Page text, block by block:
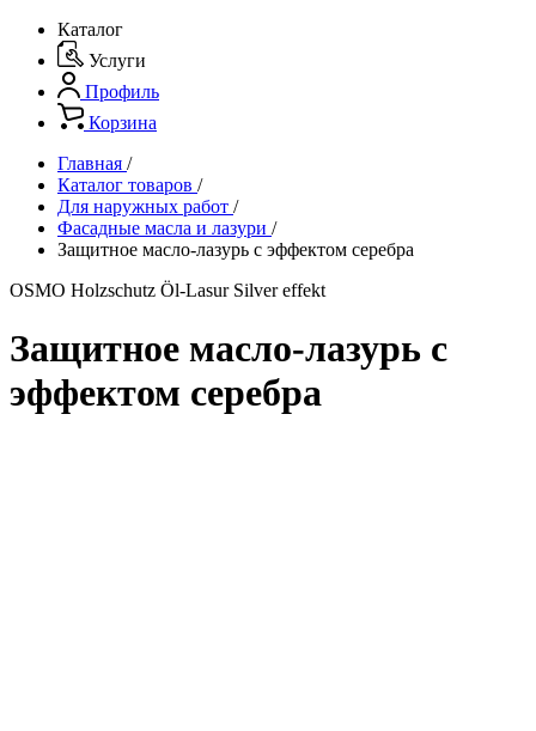
Каталог
Услуги
Профиль
Корзина
Главная /
Каталог товаров /
Для наружных работ /
Фасадные масла и лазури /
Защитное масло-лазурь с эффектом серебра
OSMO Holzschutz Öl-Lasur Silver effekt
Защитное масло-лазурь с
эффектом серебра